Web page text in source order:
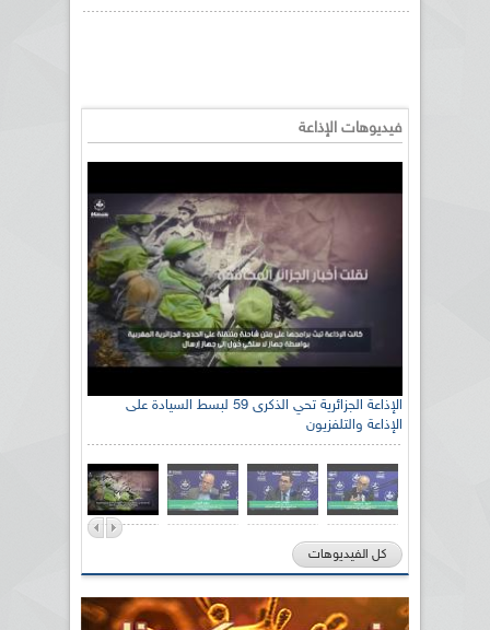
فيديوهات الإذاعة
الإذاعة الجزائرية تحي الذكرى 59 لبسط السيادة على
الإذاعة والتلفزيون
كل الفيديوهات